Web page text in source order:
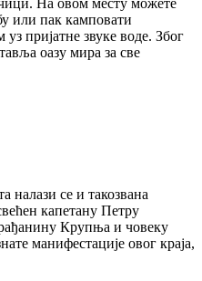
или пак камповати
пријатне звуке воде. Због
оазу мира за све
налази се и такозвана
капетану Петру
Крупња и човеку
манифестације овог краја,